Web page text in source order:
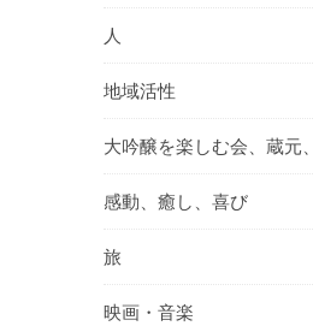
人
地域活性
大吟醸を楽しむ会、蔵元、
感動、癒し、喜び
旅
映画・音楽